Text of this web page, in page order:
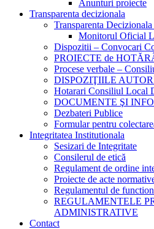
Anunturi proiecte
Transparenta decizionala
Transparenta
Monitorul Oficial
Dispozitii – Convocari
PROIECTE de
Procese verbale –
DISPOZIŢIILE
Hotarari Consiliul Local
DOCUMENTE ŞI
Dezbateri Publice
Formular pentru
Integritatea Institutionala
Sesizari de Integritate
Consilerul de etică
Regulament de ordine
Proiecte de acte
Regulamentul de
REGULAMENTELE
ADMINISTRATIVE
Contact